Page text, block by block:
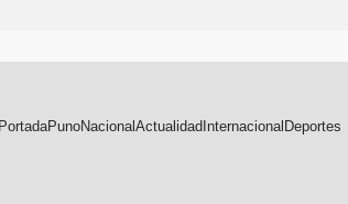
PortadaPunoNacional Actualidad Internacional Deportes